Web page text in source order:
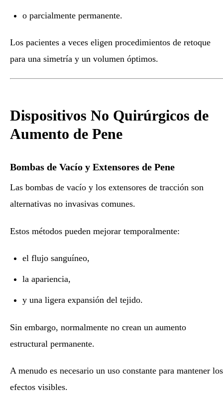
o parcialmente permanente.
Los pacientes a veces eligen procedimientos de retoque
para una simetría y un volumen óptimos.
Dispositivos No Quirúrgicos de
Aumento de Pene
Bombas de Vacío y Extensores de Pene
Las bombas de vacío y los extensores de tracción son
alternativas no invasivas comunes.
Estos métodos pueden mejorar temporalmente:
el flujo sanguíneo,
la apariencia,
y una ligera expansión del tejido.
Sin embargo, normalmente no crean un aumento
estructural permanente.
A menudo es necesario un uso constante para mantener los
efectos visibles.